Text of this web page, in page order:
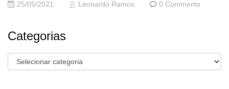
25/05/2021 Leonardo Ramos 0 Comments
Categorias
Categorias